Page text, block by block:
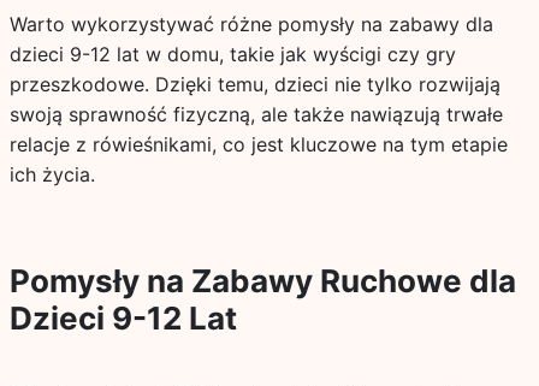
Warto wykorzystywać różne pomysły na zabawy dla
dzieci 9-12 lat w domu, takie jak wyścigi czy gry
przeszkodowe. Dzięki temu, dzieci nie tylko rozwijają
swoją sprawność fizyczną, ale także nawiązują trwałe
relacje z rówieśnikami, co jest kluczowe na tym etapie
ich życia.
Pomysły na Zabawy Ruchowe dla
Dzieci 9-12 Lat